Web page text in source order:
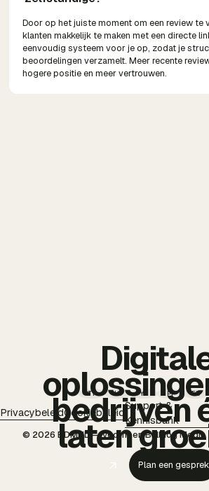
Door op het juiste moment om een review te
klanten makkelijk te maken met een directe
eenvoudig systeem voor je op, zodat je
beoordelingen verzamelt. Meer recente
hogere positie en meer vertrouwen.
TT IG YT PI FB
PrivacybeleidCookiebeleid
Support &
Kennisbank
© 2026 BDMNL — voorheen Bulldog
bedrijven
laten
Plan een gesprek